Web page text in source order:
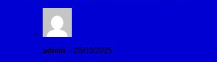
admin – 28/03/2025